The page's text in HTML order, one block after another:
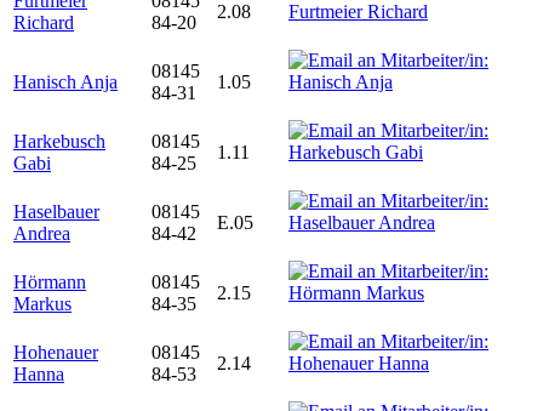
Richard
84-20
2.08
Hanisch Anja
08145
84-31
1.05
Harkebusch
Gabi
08145
84-25
1.11
Haselbauer
Andrea
08145
84-42
E.05
Hörmann
Markus
08145
84-35
2.15
Hohenauer
Hanna
08145
84-53
2.14